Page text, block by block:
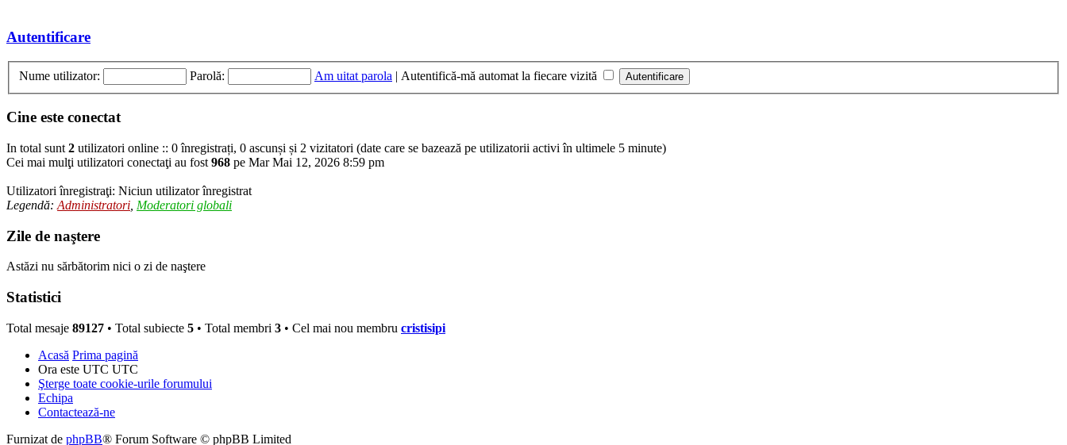
Autentificare
Nume utilizator: Parolă: Am uitat parola | Autentifică-mă automat la fiecare vizită
Cine este conectat
In total sunt 2 utilizatori online :: 0 înregistrați, 0 ascunși și 2 vizitatori (date care se bazează pe utilizatorii activi în ultimele 5 minute)
Cei mai mulţi utilizatori conectaţi au fost 968 pe Mar Mai 12, 2026 8:59 pm
Utilizatori înregistraţi: Niciun utilizator înregistrat
Legendă: Administratori Moderatori globali
Zile de naştere
Astăzi nu sărbătorim nici o zi de naştere
Statistici
Total mesaje 89127 • Total subiecte 5 • Total membri 3 • Cel mai nou membru cristisipi
Acasă Prima pagină
Ora este UTC UTC
Şterge toate cookie-urile forumului
Echipa
Contactează-ne
Furnizat de phpBB® Forum Software © phpBB Limited